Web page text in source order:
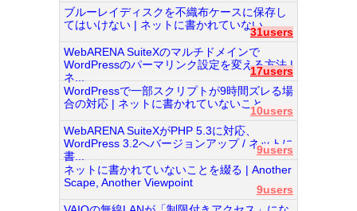
ブルーレイディスクを不織布ケースに保存し
てはいけない | ネットに書かれていない...
31users
WebARENA SuiteXのマルチドメインで
WordPressのパーマリンク設定を変える方法 |
ネ...
17users
WordPressで一部スクリプトが9時間ズレる場
合の対応 | ネットに書かれていないこと...
10users
WebARENA SuiteXがPHP 5.3に対応、
WordPress 3.2へバージョンアップ / ネットに
書...
9users
ネットに書かれていないことを綴る | Another
Scape, Another Viewpoint
9users